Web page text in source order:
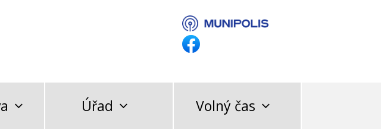
Úřad Volný čas